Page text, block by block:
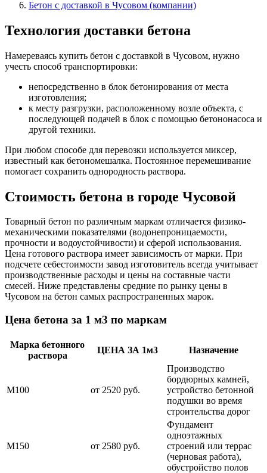
Бетон с доставкой в Чусовом (компании)
Технология доставки бетона
Намереваясь купить бетон с доставкой в Чусовом, нужно
учесть способ транспортировки:
непосредственно в блок бетонирования от места
изготовления;
к месту разгрузки, расположенному возле объекта, с
последующей подачей в блок с помощью бетононасоса и
другой техники.
При любом способе для перевозки используется миксер,
известный как бетономешалка. Постоянное перемешивание
помогает сохранить однородность раствора.
Стоимость бетона в городе Чусовой
Товарный бетон по различным маркам отличается физико-
механическими показателями (водонепроницаемости,
прочности и водоустойчивости) и сферой использования.
Цена готового раствора имеет зависимость от марки. При
подсчете себестоимости завод изготовитель всегда учитывает
производственные расходы и цены на составные части
смесей. Ниже представлены средние по рынку цены в
Чусовом на бетон самых распространенных марок.
Цена бетона за 1 м3 по маркам
Марка бетонного
раствора
ЦЕНА ЗА 1м3 Назначение
М100 от 2520 руб.
Производство
бордюрных камней,
устройство бетонной
подушки во время
строительства дорог
М150 от 2580 руб.
Фундамент
одноэтажных
строений или террас
(черновая работа),
обустройство полов